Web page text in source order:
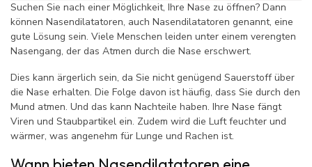
Suchen Sie nach einer Möglichkeit, Ihre Nase zu öffnen? Dann
können Nasendilatatoren, auch Nasendilatatoren genannt, eine
gute Lösung sein. Viele Menschen leiden unter einem verengten
Nasengang, der das Atmen durch die Nase erschwert.
Dies kann ärgerlich sein, da Sie nicht genügend Sauerstoff über
die Nase erhalten. Die Folge davon ist häufig, dass Sie durch den
Mund atmen. Und das kann Nachteile haben. Ihre Nase fängt
Viren und Staubpartikel ein. Zudem wird die Luft feuchter und
wärmer, was angenehm für Lunge und Rachen ist.